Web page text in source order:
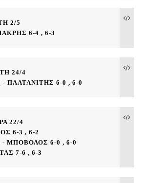
2/5
6-4 , 6-3
24/4
ΠΛΑΤΑΝΙΤΗΣ 6-0 , 6-0
22/4
6-3 , 6-2
ΜΠΟΒΟΛΟΣ 6-0 , 6-0
7-6 , 6-3